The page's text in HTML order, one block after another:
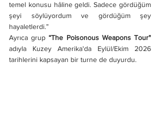
temel konusu hâline geldi. Sadece gördüğüm
şeyi söylüyordum ve gördüğüm şey
hayaletlerdi.”
Ayrıca grup
adıyla Kuzey Amerika'da Eylül/Ekim 2026
tarihlerini kapsayan bir turne de duyurdu.